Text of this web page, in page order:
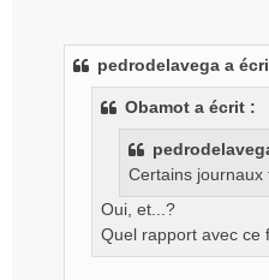
pedrodelavega a
Obamot a écrit :
Certains
Oui, et...?
Quel rapport avec ce